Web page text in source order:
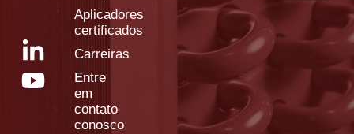
Aplicadores
certificados
Carreiras
Entre
em
contato
conosco